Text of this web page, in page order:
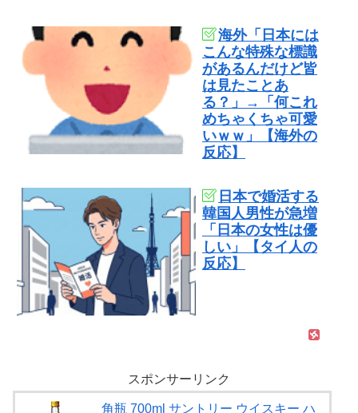
海外「日本には
こんな特殊な標識
があるんだけど皆
は見たことあ
る？」→「何これ
めちゃくちゃ可愛
いｗｗ」【海外の
反応】
日本で婚活する
韓国人男性が急増
「日本の女性は優
しい」【タイ人の
反応】
スポンサーリンク
角瓶 700ml サントリー ウイスキー ハ